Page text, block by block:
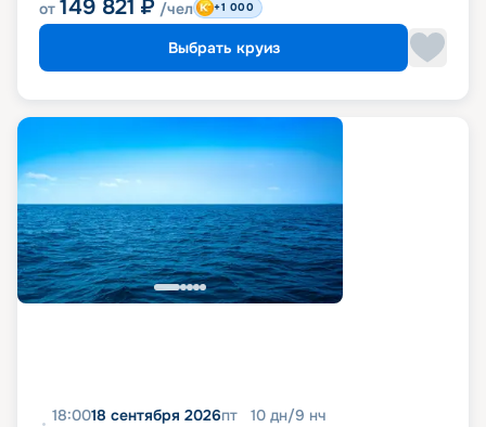
от 149 821 ₽ /чел +1 000
Выбрать круиз
18:0018 сентября 2026пт 10 дн/9 нч